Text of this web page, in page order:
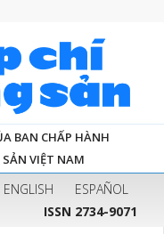
BAN CHẤP HÀNH
VIỆT NAM
ENGLISH
ESPAÑOL
ISSN 2734-9071